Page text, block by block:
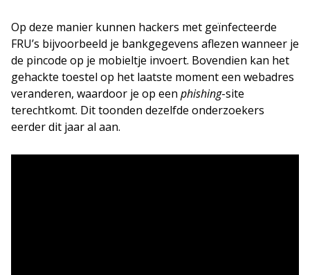
Op deze manier kunnen hackers met geïnfecteerde
FRU’s bijvoorbeeld je bankgegevens aflezen wanneer je
de pincode op je mobieltje invoert. Bovendien kan het
gehackte toestel op het laatste moment een webadres
veranderen, waardoor je op een phishing-site
terechtkomt. Dit toonden dezelfde onderzoekers
eerder dit jaar al aan.